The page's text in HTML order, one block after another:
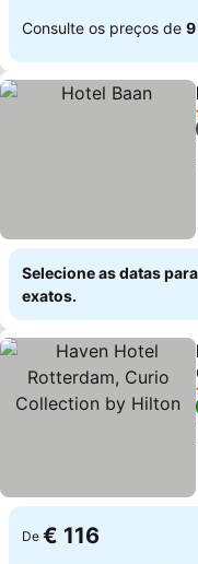
Consulte os preços de
Selecione as datas
exatos.
De € 116